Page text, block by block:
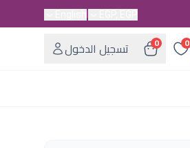
0
0
تسجيل الدخول